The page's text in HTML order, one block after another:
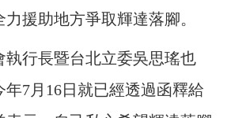
援助地方爭取輝達落腳。
執行長暨台北立委吳思瑤也
年7月16日就已經透過函釋給